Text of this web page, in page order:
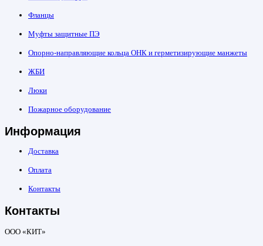
Фланцы
Муфты защитные ПЭ
Опорно-направляющие кольца ОНК и герметизирующие манжеты
ЖБИ
Люки
Пожарное оборудование
Информация
Доставка
Оплата
Контакты
Контакты
ООО «КИТ»